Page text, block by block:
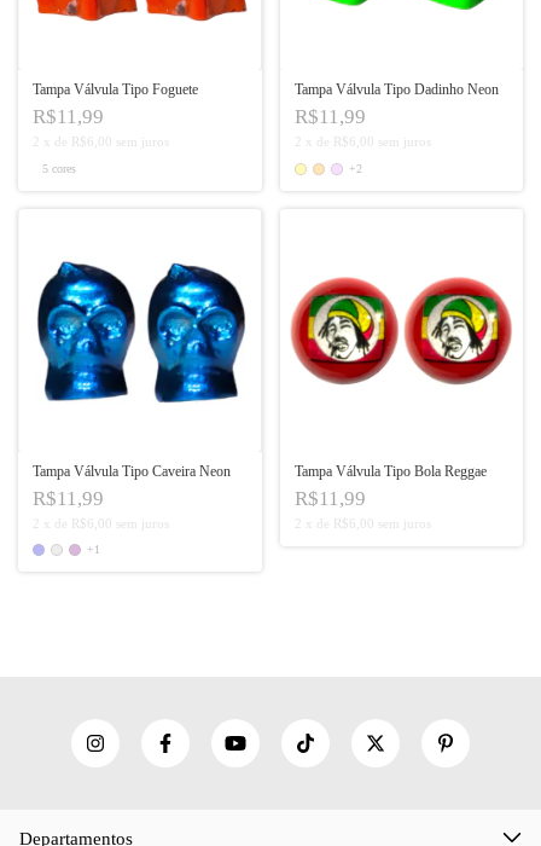
Tampa Válvula Tipo Foguete
R$11,99
x R$6,00 sem juros
5 cores
Tampa Válvula Tipo Dadinho Neon
R$11,99
x R$6,00 sem juros
+2
Tampa Válvula Tipo Caveira Neon
R$11,99
x R$6,00 sem juros
+1
Tampa Válvula Tipo Bola Reggae
R$11,99
x R$6,00 sem juros
Departamentos